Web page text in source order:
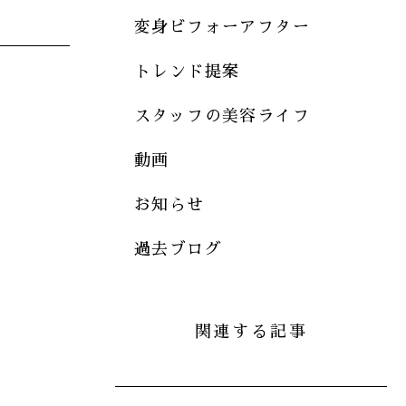
変身ビフォーアフター
トレンド提案
スタッフの美容ライフ
動画
お知らせ
過去ブログ
関連する記事